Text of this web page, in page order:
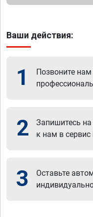
Ваши действия:
1 Позвоните нам
2
Запишитесь
к нам в сервис
3
Оставьте